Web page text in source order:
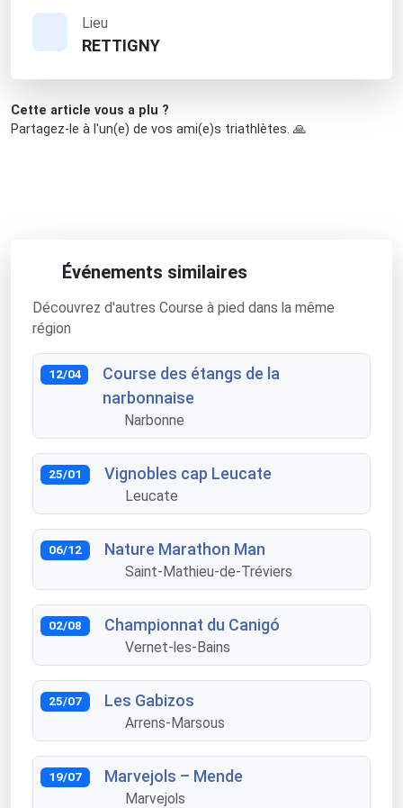
Lieu
RETTIGNY
Cette article vous a plu ?
Partagez-le à l'un(e) de vos ami(e)s triathlètes. 🙏
Événements similaires
Découvrez d'autres Course à pied dans la même
région
12/04
Course des étangs de la
narbonnaise
Narbonne
25/01 Vignobles cap Leucate
Leucate
06/12 Nature Marathon Man
Saint-Mathieu-de-Tréviers
02/08 Championnat du Canigó
Vernet-les-Bains
25/07 Les Gabizos
Arrens-Marsous
19/07 Marvejols – Mende
Marvejols